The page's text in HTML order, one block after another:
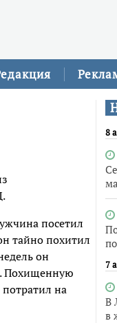
8
7
В
в
посетил
тайно похитил
он
Похищенную
на